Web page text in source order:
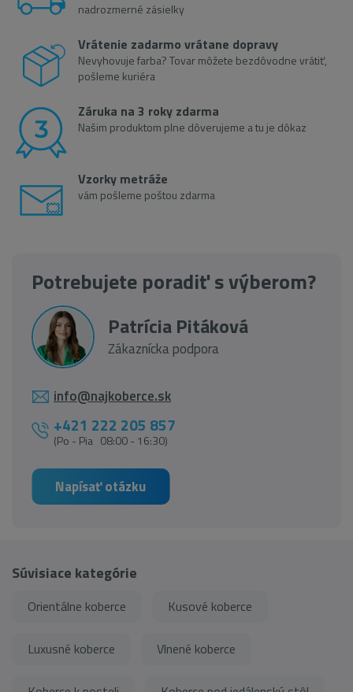
nadrozmerné zásielky
Vrátenie zadarmo vrátane dopravy
Nevyhovuje farba? Tovar môžete bezdôvodne vrátiť,
pošleme kuriéra
Záruka na 3 roky zdarma
Našim produktom plne dôverujeme a tu je dôkaz
Vzorky metráže
vám pošleme poštou zdarma
Potrebujete poradiť s výberom?
Patrícia Pitáková
Zákaznícka podpora
info@najkoberce.sk
+421 222 205 857
(Po - Pia 08:00 - 16:30)
Napísať otázku
Súvisiace kategórie
Orientálne koberce Kusové koberce
Luxusné koberce Vlnené koberce